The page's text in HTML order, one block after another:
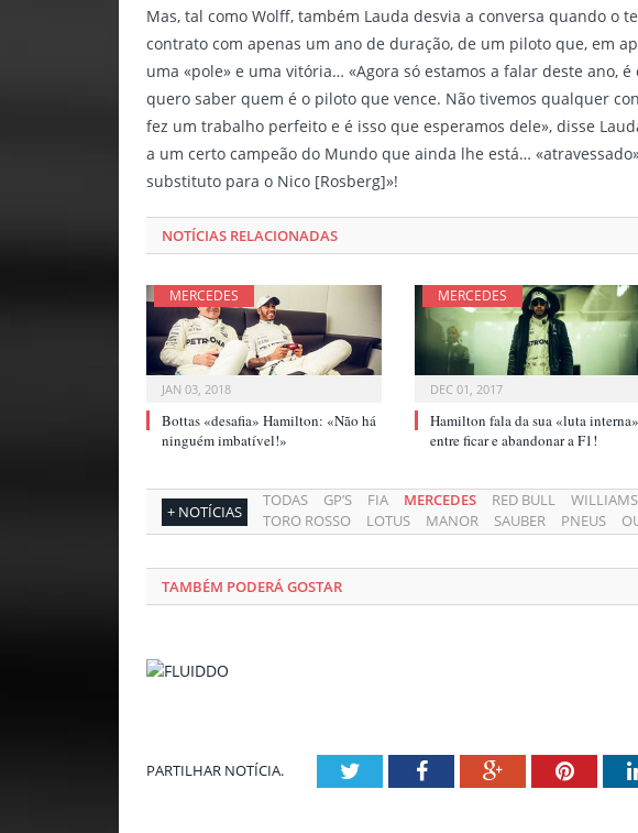
Mas, tal como Wolff, também Lauda desvia a conversa quando o
contrato com apenas um ano de duração, de um piloto que, em
uma «pole» e uma vitória… «Agora só estamos a falar deste ano,
quero saber quem é o piloto que vence. Não tivemos qualquer
fez um trabalho perfeito e é isso que esperamos dele», disse
a um certo campeão do Mundo que ainda lhe está…
substituto para o Nico [Rosberg]»!
NOTÍCIAS RELACIONADAS
MERCEDES
JAN 03, 2018
Bottas «desafia» Hamilton: «Não há
ninguém imbatível!»
MERCEDES
DEC 01, 2017
Hamilton fala da sua «luta interna»
entre ficar e abandonar a F1!
+ NOTÍCIAS
TODAS GP’S FIA MERCEDES RED BULL WILLIAMS
TORO ROSSO
LOTUS MANOR SAUBER PNEUS
TAMBÉM PODERÁ GOSTAR
PARTILHAR NOTÍCIA. TwitterFacebookGoogle+